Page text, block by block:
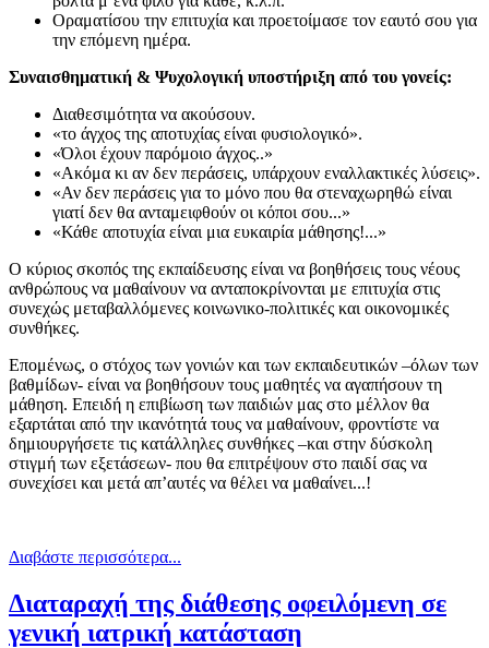
Οραματίσου την επιτυχία και προετοίμασε τον εαυτό σου για
την επόμενη ημέρα.
Συναισθηματική & Ψυχολογική υποστήριξη από του γονείς:
Διαθεσιμότητα να ακούσουν.
«το άγχος της αποτυχίας είναι φυσιολογικό».
«Όλοι έχουν παρόμοιο άγχος..»
«Ακόμα κι αν δεν περάσεις, υπάρχουν εναλλακτικές λύσεις».
«Αν δεν περάσεις για το μόνο που θα στεναχωρηθώ είναι
γιατί δεν θα ανταμειφθούν οι κόποι σου...»
«Κάθε αποτυχία είναι μια ευκαιρία μάθησης!...»
Ο κύριος σκοπός της εκπαίδευσης είναι να βοηθήσεις τους νέους
ανθρώπους να μαθαίνουν να ανταποκρίνονται με επιτυχία στις
συνεχώς μεταβαλλόμενες κοινωνικο-πολιτικές και οικονομικές
συνθήκες.
Επομένως, ο στόχος των γονιών και των εκπαιδευτικών –όλων των
βαθμίδων- είναι να βοηθήσουν τους μαθητές να αγαπήσουν τη
μάθηση. Επειδή η επιβίωση των παιδιών μας στο μέλλον θα
εξαρτάται από την ικανότητά τους να μαθαίνουν, φροντίστε να
δημιουργήσετε τις κατάλληλες συνθήκες –και στην δύσκολη
στιγμή των εξετάσεων- που θα επιτρέψουν στο παιδί σας να
συνεχίσει και μετά απ’αυτές να θέλει να μαθαίνει...!
Διαβάστε περισσότερα...
Διαταραχή της διάθεσης οφειλόμενη σε
γενική ιατρική κατάσταση